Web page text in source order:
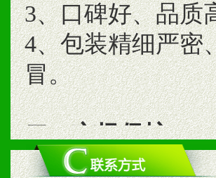
3、口碑好、品质
4、包装精细严密
冒。
二、市场保护
1、统一市场价格